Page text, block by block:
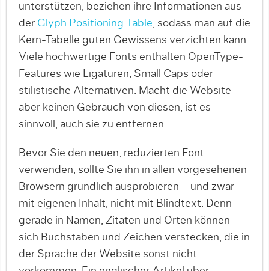
unterstützen, beziehen ihre In­for­ma­tionen aus
der Glyph Positioning Table, sodass man auf die
Kern-Tabelle guten Gewissens verzichten kann.
Viele hochwertige Fonts enthalten OpenType-
Features wie Ligaturen, Small Caps oder
stilistische Alternativen. Macht die Website
aber keinen Gebrauch von diesen, ist es
sinnvoll, auch sie zu entfernen.
Bevor Sie den neuen, reduzierten Font
verwenden, sollte Sie ihn in allen vorgesehenen
Browsern gründlich ausprobieren – und zwar
mit eigenen Inhalt, nicht mit Blindtext. Denn
gerade in Namen, Zitaten und Orten können
sich Buchstaben und Zeichen verstecken, die in
der Sprache der Website sonst nicht